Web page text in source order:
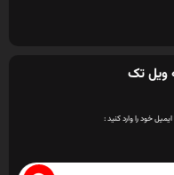
ویل تک
خود را وارد کنید :